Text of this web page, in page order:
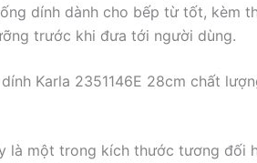
dính dành cho bếp từ tốt, kèm
trước khi đưa tới người dùng.
Karla 2351146E 28cm chất
là một trong kích thước tương đối